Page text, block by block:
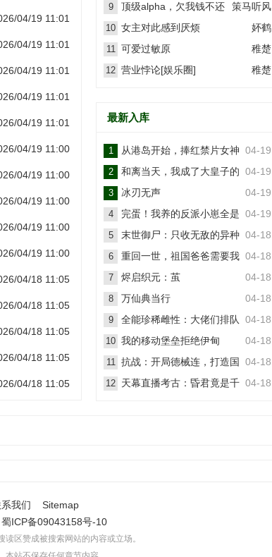
04/19 11:01
04/19 11:01
04/19 11:01
04/19 11:01
04/19 11:01
04/19 11:00
04/19 11:00
04/19 11:00
04/19 11:00
04/19 11:00
04/18 11:05
04/18 11:05
04/18 11:05
04/18 11:05
04/18 11:05
9 策马听风
顶级alpha，欠我钱不还
10 妚鹤
女主对此感到厌烦
11 稚楚
可爱过敏原
12 稚楚
营业悖论[娱乐圈]
最新入库
1 04-19
从港岛开始，捧红禁片女神
2 04-19
和离当天，我成了大皇子的
掌上娇
3 04-19
冰刃无声
4 04-19
完蛋！我养的反派小崽全是
大佬
5 04-18
末世御尸：只收无敌的异种
丧尸
6 04-18
重回一世，祖国爸爸需要我
7 04-18
烬启织元：茧
8 04-18
万仙典当行
9 04-18
全能珍稀雌性：大佬们排队
想嫁她
10 04-18
我的移动堡垒拒绝伊甸
11 04-18
抗战：开局德械连，打造国
之劲旅
12 04-18
天幕直播考古：昏君竟是千
我们
Sitemap
蜀ICP备09043158号-10
区赞成被搜索网站的内容或立场。